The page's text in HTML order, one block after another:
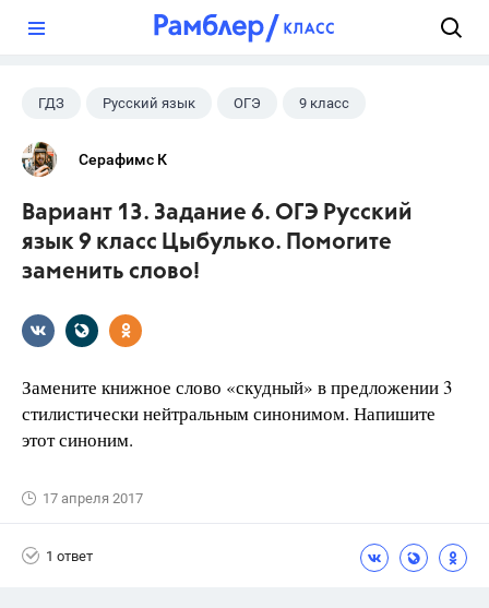
ГДЗ Русский язык ОГЭ 9 класс
+1
Серафимс К
Вариант 13. Задание 6. ОГЭ Русский
язык 9 класс Цыбулько. Помогите
заменить слово!
Замените книжное слово «скудный» в предложении 3
стилистически нейтральным синонимом. Напишите
этот синоним.
17 апреля 2017
1 ответ